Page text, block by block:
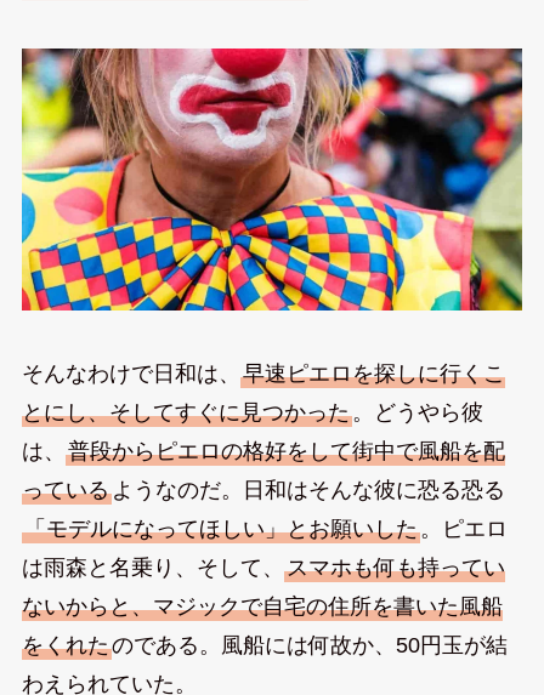
そんなわけで日和は、 早速ピエロを探しに行くこ
とにし、そしてすぐに見つかった。どうやら彼
は、 普段からピエロの格好をして街中で風船を配
っているようなのだ。日和はそんな彼に恐る恐る
「モデルになってほしい」とお願いした。ピエロ
は雨森と名乗り、そして、 スマホも何も持ってい
ないからと、マジックで自宅の住所を書いた風船
をくれたのである。風船には何故か、50円玉が結
わえられていた。